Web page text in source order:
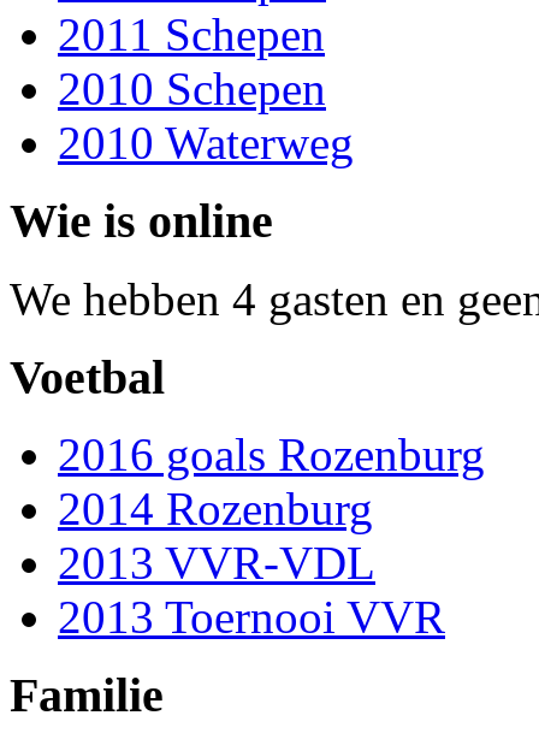
2011 Schepen
2010 Schepen
2010 Waterweg
Wie is online
We hebben 4 gasten en
Voetbal
2016 goals Rozenburg
2014 Rozenburg
2013 VVR-VDL
2013 Toernooi VVR
Familie